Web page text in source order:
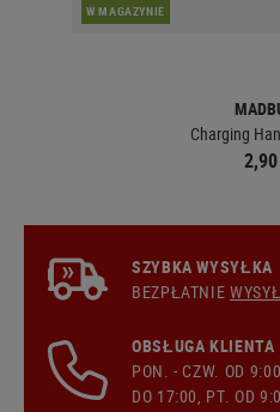
W MAGAZYNIE
Charging
SZYBKA WYSYŁKA
BEZPŁATNIE
OBSŁUGA KLIENTA
PON. - CZW. OD
DO 17:00, PT. OD